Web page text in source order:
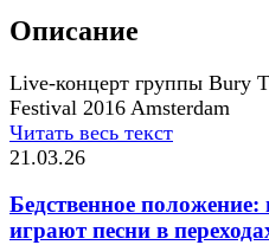
Описание
Live-концерт группы Bury
Festival 2016 Amsterdam
Читать весь текст
21.03.26
Бедственное
играют песни в